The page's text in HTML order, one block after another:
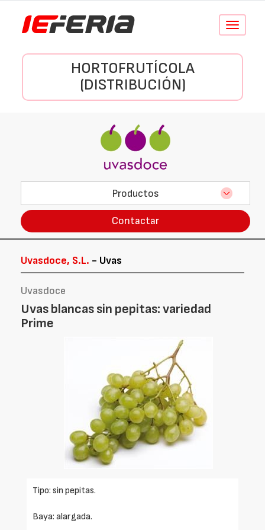
Conmutar
HORTOFRUTÍCOLA
(DISTRIBUCIÓN)
Productos
Contactar
Uvasdoce, S.L. - Uvas
Uvasdoce
Uvas blancas sin pepitas: variedad
Prime
Tipo: sin pepitas.
Baya: alargada.